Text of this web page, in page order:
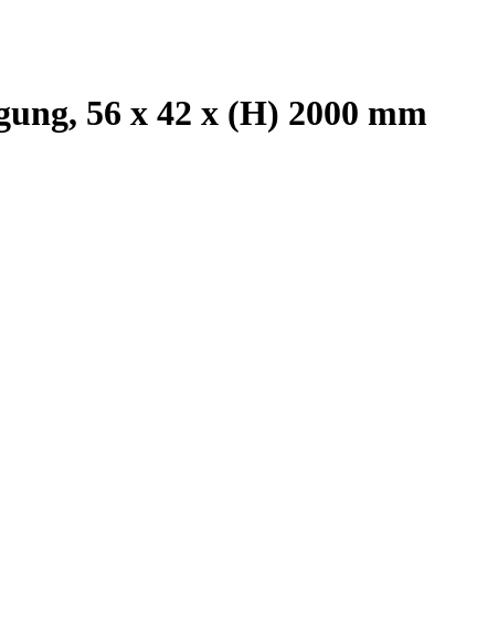
56 x 42 x (H) 2000 mm